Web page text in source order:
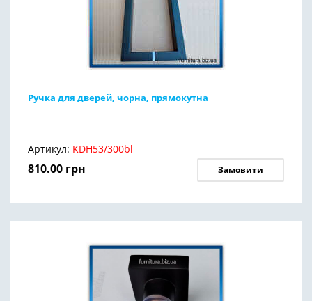
Ручка для дверей, чорна, прямокутна
Артикул: KDH53/300bl
810.00 грн Замовити